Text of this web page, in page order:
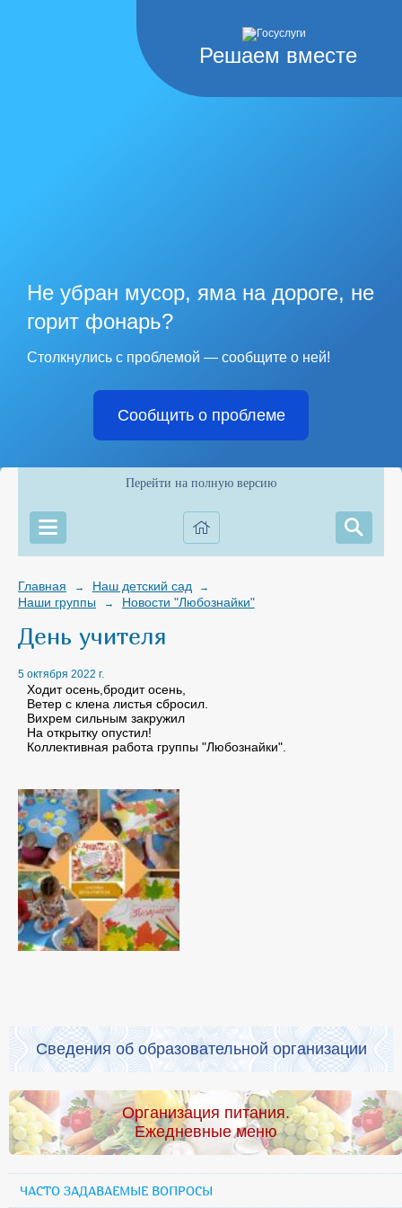
Решаем вместе
Не убран мусор, яма на дороге, не
горит фонарь?
Столкнулись с проблемой — сообщите о ней!
Сообщить о проблеме
Перейти на полную версию
Главная → Наш детский сад →
Наши группы → Новости "Любознайки"
День учителя
5 октября 2022 г.
Ходит осень,бродит осень,
Ветер с клена листья сбросил.
Вихрем сильным закружил
На открытку опустил!
Коллективная работа группы "Любознайки".
Сведения об образовательной организации
Организация питания.
Ежедневные меню
ЧАСТО ЗАДАВАЕМЫЕ ВОПРОСЫ